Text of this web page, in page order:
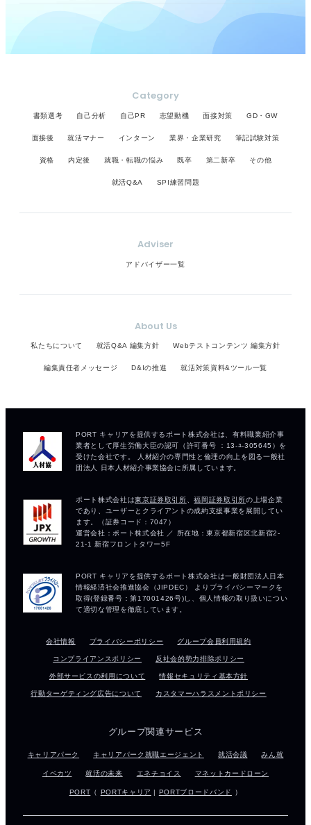
Category
書類選考 自己分析 自己PR 志望動機 面接対策 GD・GW
面接後 就活マナー インターン 業界・企業研究 筆記試験対策
資格 内定後 就職・転職の悩み 既卒 第二新卒 その他
就活Q&A SPI練習問題
Adviser
アドバイザー一覧
About Us
私たちについて 就活Q&A 編集方針 Webテストコンテンツ 編集方針
編集責任者メッセージ D&Iの推進 就活対策資料&ツール一覧
会社情報 プライバシーポリシー グループ会員利用規約
コンプライアンスポリシー 反社会的勢力排除ポリシー
外部サービスの利用について 情報セキュリティ基本方針
行動ターゲティング広告について カスタマーハラスメントポリシー